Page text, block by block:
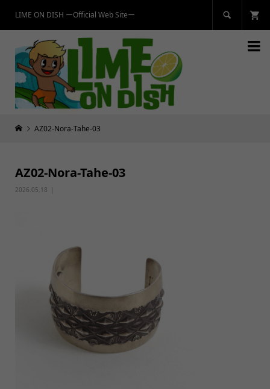
LIME ON DISH ーOfficial Web Siteー 

AZ02-Nora-Tahe-03
AZ02-Nora-Tahe-03
2026.05.18